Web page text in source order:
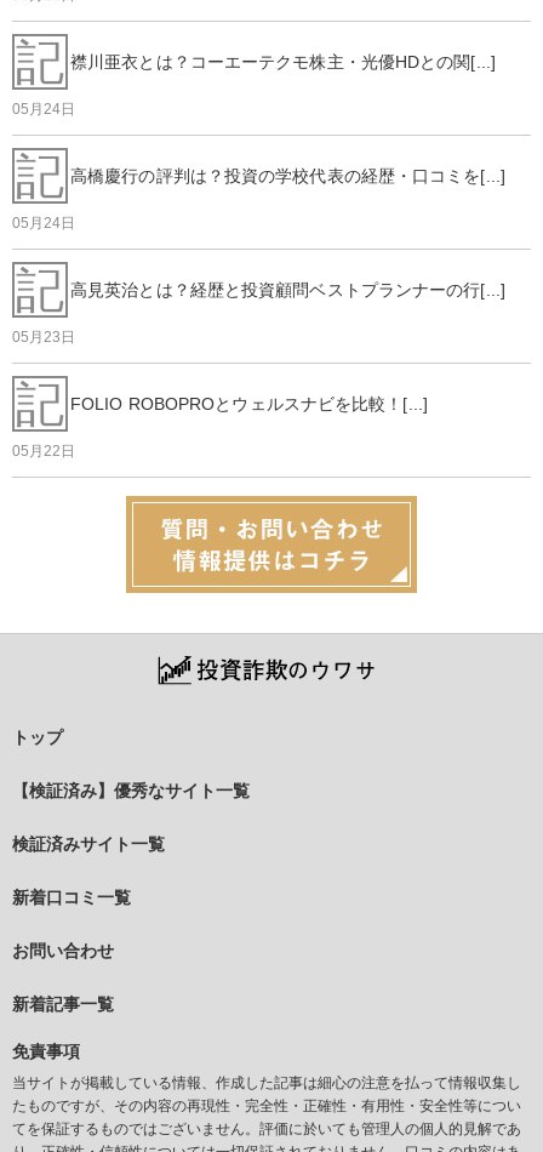
記 襟川亜衣とは？コーエーテクモ株主・光優HDとの関[...]
05月24日
記 高橋慶行の評判は？投資の学校代表の経歴・口コミを[...]
05月24日
記 高見英治とは？経歴と投資顧問ベストプランナーの行[...]
05月23日
記 FOLIO ROBOPROとウェルスナビを比較！[...]
05月22日
トップ
【検証済み】優秀なサイト一覧
検証済みサイト一覧
新着口コミ一覧
お問い合わせ
新着記事一覧
免責事項
当サイトが掲載している情報、作成した記事は細心の注意を払って情報収集し
たものですが、その内容の再現性・完全性・正確性・有用性・安全性等につい
てを保証するものではございません。評価に於いても管理人の個人的見解であ